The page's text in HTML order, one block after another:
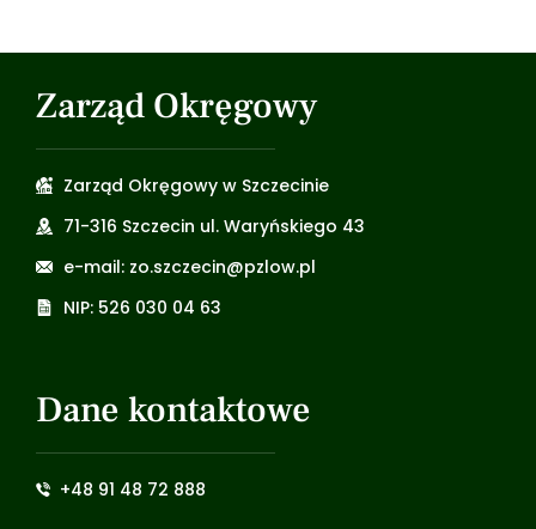
Zarząd Okręgowy
Zarząd Okręgowy w Szczecinie
71-316 Szczecin ul. Waryńskiego 43
e-mail: zo.szczecin@pzlow.pl
NIP: 526 030 04 63
Dane kontaktowe
+48 91 48 72 888